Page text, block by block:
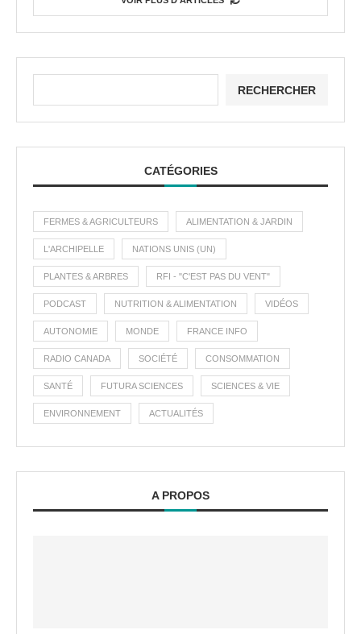
RECHERCHER
CATÉGORIES
FERMES & AGRICULTEURS ALIMENTATION & JARDIN
L'ARCHIPELLE NATIONS UNIS (UN)
PLANTES & ARBRES RFI - "C'EST PAS DU VENT"
PODCAST NUTRITION & ALIMENTATION VIDÉOS
AUTONOMIE MONDE FRANCE INFO
RADIO CANADA SOCIÉTÉ CONSOMMATION
SANTÉ FUTURA SCIENCES SCIENCES & VIE
ENVIRONNEMENT ACTUALITÉS
A PROPOS